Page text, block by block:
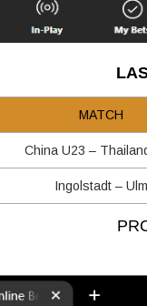
MATCH
China U23 –
Ingolstadt – Ulm